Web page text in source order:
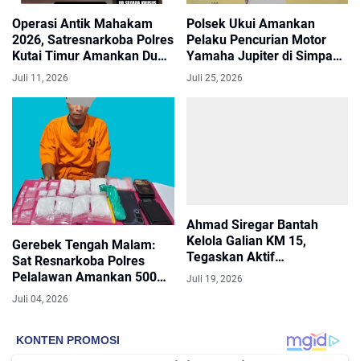
Operasi Antik Mahakam
2026, Satresnarkoba Polres
Kutai Timur Amankan Dua
Terduga Pengedar Sabu
Juli 11, 2026
Polsek Ukui Amankan
Pelaku Pencurian Motor
Yamaha Jupiter di Simpang
Pulai
Juli 25, 2026
Gerebek Tengah Malam:
Sat Resnarkoba Polres
Pelalawan Amankan 500
Gram Sabu di Pangkalan
Kuras
Juli 04, 2026
Ahmad Siregar Bantah
Kelola Galian KM 15,
Tegaskan Aktif
Masyarakat
Juli 19, 2026